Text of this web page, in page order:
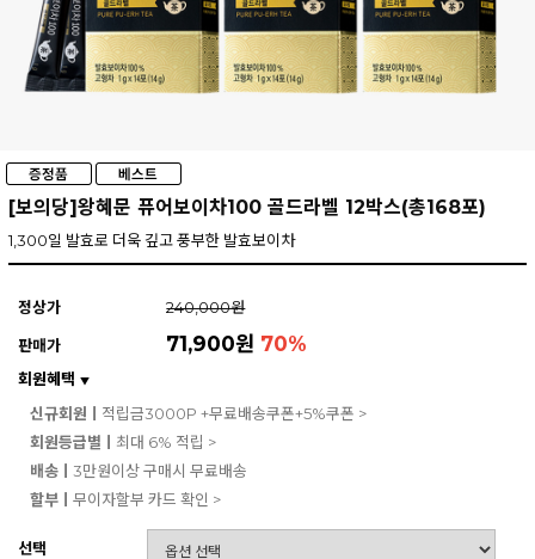
[보의당]왕혜문 퓨어보이차100 골드라벨 12박스(총168포)
1,300일 발효로 더욱 깊고 풍부한 발효보이차
정상가
240,000원
판매가
71,900원 70%
회원혜택 ▼
신규회원ㅣ 적립금3000P +무료배송쿠폰+5%쿠폰 >
회원등급별ㅣ 최대 6% 적립 >
배송ㅣ 3만원이상 구매시 무료배송
할부ㅣ 무이자할부 카드 확인 >
선택